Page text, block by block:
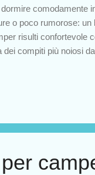
dormire comodamente
o poco rumorose: un
risulti confortevole
dei compiti più noiosi
i letti di casa è una
lanciamo in
che non si dica! In
dita per cercare di